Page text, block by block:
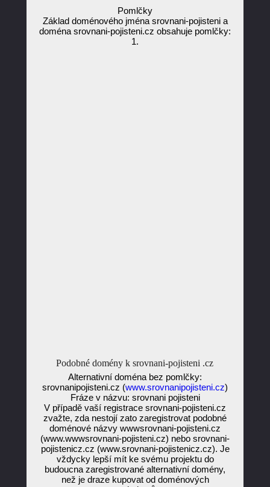
Pomlčky
Základ doménového jména srovnani-pojisteni a
doména srovnani-pojisteni.cz obsahuje pomlčky:
1.
Podobné domény k srovnani-pojisteni .cz
Alternativní doména bez pomlčky:
srovnanipojisteni.cz (www.srovnanipojisteni.cz)
Fráze v názvu: srovnani pojisteni
V případě vaší registrace srovnani-pojisteni.cz
zvažte, zda nestojí zato zaregistrovat podobné
doménové názvy wwwsrovnani-pojisteni.cz
(www.wwwsrovnani-pojisteni.cz) nebo srovnani-
pojistenicz.cz (www.srovnani-pojistenicz.cz). Je
vždycky lepší mít ke svému projektu do
budoucna zaregistrované alternativní domény,
než je draze kupovat od doménových